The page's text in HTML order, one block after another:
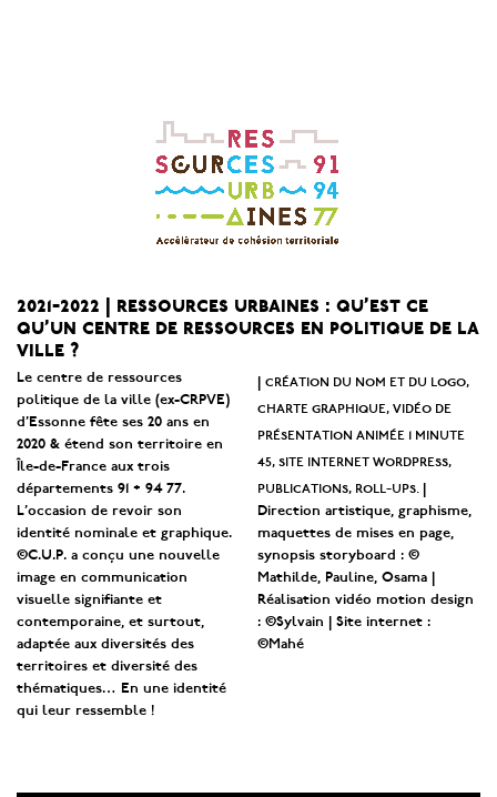
2021-2022 | ressources urbaines : qu’est ce
qu’un centre de ressources en politique de la
ville ?
Le centre de ressources
politique de la ville (ex-CRPVE)
d’Essonne fête ses 20 ans en
2020 & étend son territoire en
Île-de-France aux trois
départements 91 + 94 77.
L’occasion de revoir son
identité nominale et graphique.
©C.U.P. a conçu une nouvelle
image en communication
visuelle signifiante et
contemporaine, et surtout,
adaptée aux diversités des
territoires et diversité des
thématiques… En une identité
qui leur ressemble !
|création du nom et du logo,
charte graphique, vidéo de
présentation animée 1 minute
45, site internet wordpress,
publications, roll-ups.
Direction artistique, graphisme,
maquettes de mises en page,
synopsis storyboard : ©
Mathilde, Pauline, Osama |
Réalisation vidéo motion design
: ©Sylvain | Site internet :
©Mahé